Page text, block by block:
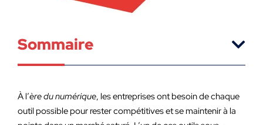
Sommaire
À l’ère du numérique, les entreprises ont besoin de chaque
outil possible pour rester compétitives et se maintenir à la